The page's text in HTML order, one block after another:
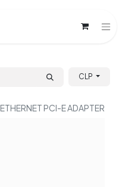
CLP
PCI-E ADAPTER